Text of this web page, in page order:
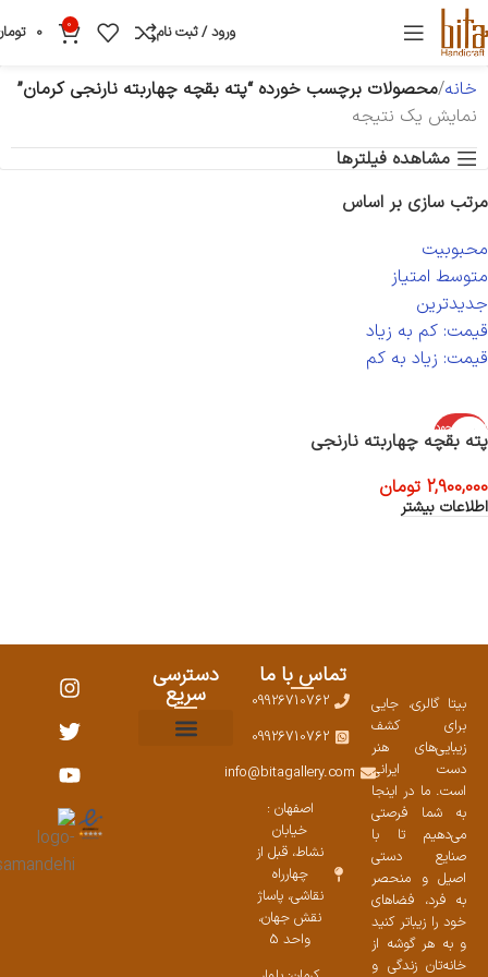
ورود / ثبت نام 0
0
خانه محصولات برچسب خورده “پته بقچه چهاربته نارنجی کرمان”
نمایش یک نتیجه
مشاهده فیلترها
مرتب سازی بر اساس
محبوبیت
متوسط امتیاز
جدیدترین
قیمت: کم به زیاد
قیمت: زیاد به کم
اتمام موجود
ی
پته بقچه چهاربته نارنجی
2,900,000 تومان
اطلاعات بیشتر
بیتا گالری، جایی
برای کشف
زیبایی‌های هنر
دست ایرانی
است. ما در اینجا
به شما فرصتی
می‌دهیم تا با
صنایع دستی
اصیل و منحصر
به فرد، فضاهای
خود را زیباتر کنید
و به هر گوشه از
خانه‌تان زندگی و
تماس با ما
09926710762
09926710762
info@bitagallery.com
اصفهان :
خیابان
نشاط، قبل از
چهارراه
نقاشی، پاساژ
نقش جهان،
واحد 5
دسترسی
سریع